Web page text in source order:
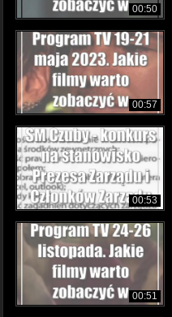
00:50
00:57
00:53
00:51